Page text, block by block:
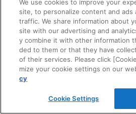
交換用部品の購入
修理・点検
お問い合わせ
We use cookies to improve your
site, to personalize content and ads
traffic. We share information about
site with our advertising and
y combine it with other information
ded to them or that they have
of their services. Please click
mize your cookie settings on our
cy
Cookie Settings